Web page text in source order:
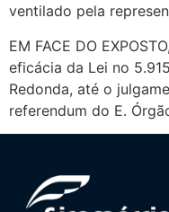
ventilado pela
EM FACE DO
eficácia da Lei no
Redonda, até o
referendum do E.